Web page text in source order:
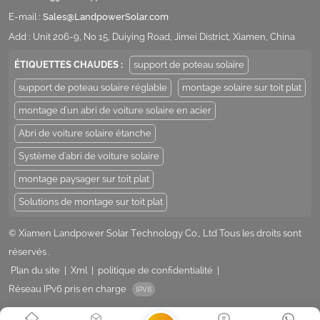
E-mail : Sales@LandpowerSolar.com
Add : Unit 206-9, No 15, Duiying Road, Jimei District, Xiamen, China
ÉTIQUETTES CHAUDES : support de poteau solaire
support de poteau solaire réglable montage solaire sur toit plat
montage d'un abri de voiture solaire en acier
Abri de voiture solaire étanche
Système d'abri de voiture solaire
montage paysager sur toit plat
Solutions de montage sur toit plat
© Xiamen Landpower Solar Technology Co., Ltd Tous les droits sont
réservés .
Plan du site
Xml politique de confidentialité
Réseau IPv6 pris en charge